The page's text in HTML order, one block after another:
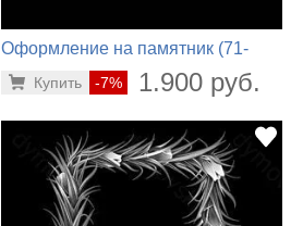
Оформление на памятник (71-
-7% 1.900 руб.
Купить